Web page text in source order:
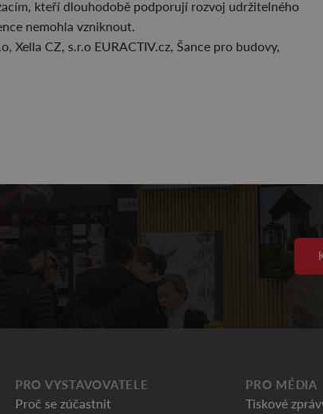
kteří dlouhodobě podporují rozvoj udržitelného
nemohla vzniknout.
Xella CZ, s.r.o EURACTIV.cz, Šance pro budovy,
PRO VYSTAVOVATELE
Proč se zúčastnit
PRO MÉDIA
Tiskové